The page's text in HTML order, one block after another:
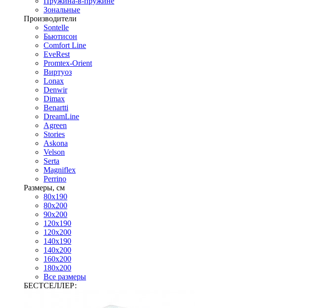
Зональные
Производители
Sontelle
Бьютисон
Comfort Line
EveRest
Promtex-Orient
Виртуоз
Lonax
Denwir
Dimax
Benartti
DreamLine
Agreen
Stories
Askona
Velson
Serta
Magniflex
Perrino
Размеры, см
80х190
80х200
90х200
120х190
120х200
140х190
140х200
160х200
180х200
Все размеры
БЕСТСЕЛЛЕР: